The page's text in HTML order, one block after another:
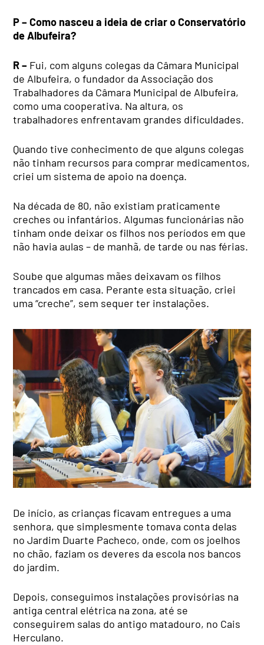
P – Como nasceu a ideia de criar o Conservatório
de Albufeira?
R – Fui, com alguns colegas da Câmara Municipal
de Albufeira, o fundador da Associação dos
Trabalhadores da Câmara Municipal de Albufeira,
como uma cooperativa. Na altura, os
trabalhadores enfrentavam grandes dificuldades.
Quando tive conhecimento de que alguns colegas
não tinham recursos para comprar medicamentos,
criei um sistema de apoio na doença.
Na década de 80, não existiam praticamente
creches ou infantários. Algumas funcionárias não
tinham onde deixar os filhos nos períodos em que
não havia aulas – de manhã, de tarde ou nas férias.
Soube que algumas mães deixavam os filhos
trancados em casa. Perante esta situação, criei
uma “creche”, sem sequer ter instalações.
De início, as crianças ficavam entregues a uma
senhora, que simplesmente tomava conta delas
no Jardim Duarte Pacheco, onde, com os joelhos
no chão, faziam os deveres da escola nos bancos
do jardim.
Depois, conseguimos instalações provisórias na
antiga central elétrica na zona, até se
conseguirem salas do antigo matadouro, no Cais
Herculano.